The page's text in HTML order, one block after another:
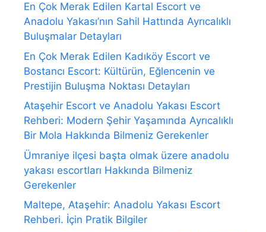
En Çok Merak Edilen Kartal Escort ve
Anadolu Yakası’nın Sahil Hattında Ayrıcalıklı
Buluşmalar Detayları
En Çok Merak Edilen Kadıköy Escort ve
Bostancı Escort: Kültürün, Eğlencenin ve
Prestijin Buluşma Noktası Detayları
Ataşehir Escort ve Anadolu Yakası Escort
Rehberi: Modern Şehir Yaşamında Ayrıcalıklı
Bir Mola Hakkında Bilmeniz Gerekenler
Ümraniye ilçesi başta olmak üzere anadolu
yakası escortları Hakkında Bilmeniz
Gerekenler
Maltepe, Ataşehir: Anadolu Yakası Escort
Rehberi. İçin Pratik Bilgiler